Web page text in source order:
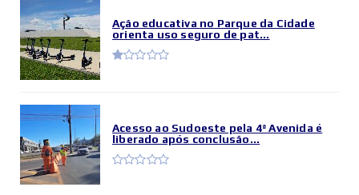
Ação educativa no Parque da Cidade
orienta uso seguro de pat...
Acesso ao Sudoeste pela 4ª Avenida é
liberado após conclusão...